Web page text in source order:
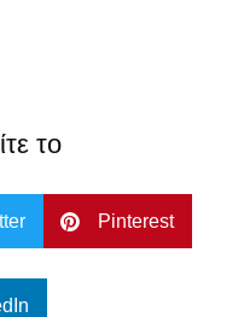
το
Pinterest